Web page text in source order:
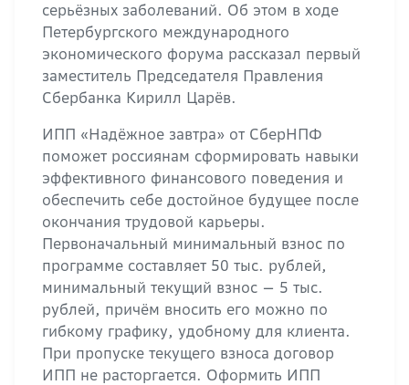
серьёзных заболеваний. Об этом в ходе
Петербургского международного
экономического форума рассказал первый
заместитель Председателя Правления
Сбербанка Кирилл Царёв.
ИПП «Надёжное завтра» от СберНПФ
поможет россиянам сформировать навыки
эффективного финансового поведения и
обеспечить себе достойное будущее после
окончания трудовой карьеры.
Первоначальный минимальный взнос по
программе составляет 50 тыс. рублей,
минимальный текущий взнос — 5 тыс.
рублей, причём вносить его можно по
гибкому графику, удобному для клиента.
При пропуске текущего взноса договор
ИПП не расторгается. Оформить ИПП